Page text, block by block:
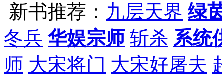
新书推荐： 九层天界 绿
冬兵 华娱宗师 斩杀 系统
师 大宋将门 大宋好屠夫